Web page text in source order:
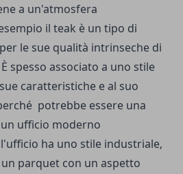
a un'atmosfera
il teak è un tipo di
le sue qualità intrinseche di
spesso associato a uno stile
caratteristiche e al suo
potrebbe essere una
ufficio moderno
l'ufficio ha uno stile industriale,
parquet con un aspetto